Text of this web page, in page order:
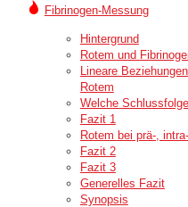
Fibrinogen-Messung
Hintergrund
Rotem und
Lineare
Rotem
Welche
Fazit 1
Rotem bei prä-,
Fazit 2
Fazit 3
Generelles Fazit
Synopsis